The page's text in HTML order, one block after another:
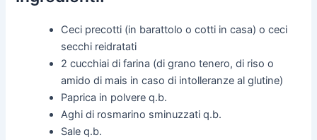
Ceci precotti (in barattolo o cotti in casa) o ceci
secchi reidratati
2 cucchiai di farina (di grano tenero, di riso o
amido di mais in caso di intolleranze al glutine)
Paprica in polvere q.b.
Aghi di rosmarino sminuzzati q.b.
Sale q.b.